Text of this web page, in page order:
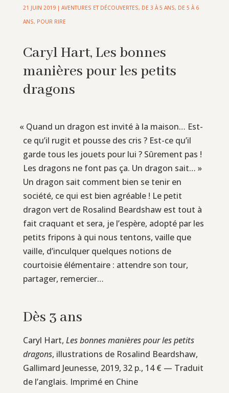
21 JUIN 2019| AVENTURES ET DÉCOUVERTES, DE 3 À 5 ANS, DE 5 À 6
ANS, POUR RIRE
Caryl Hart, Les bonnes
manières pour les petits
dragons
« Quand un dragon est invité à la maison… Est-
ce qu’il rugit et pousse des cris ? Est-ce qu’il
garde tous les jouets pour lui ? Sûrement pas !
Les dragons ne font pas ça. Un dragon sait… »
Un dragon sait comment bien se tenir en
société, ce qui est bien agréable ! Le petit
dragon vert de Rosalind Beardshaw est tout à
fait craquant et sera, je l’espère, adopté par les
petits fripons à qui nous tentons, vaille que
vaille, d’inculquer quelques notions de
courtoisie élémentaire : attendre son tour,
partager, remercier…
Dès 3 ans
Caryl Hart, Les bonnes manières pour les petits
dragons, illustrations de Rosalind Beardshaw,
Gallimard Jeunesse, 2019, 32 p., 14 € — Traduit
de l’anglais. Imprimé en Chine